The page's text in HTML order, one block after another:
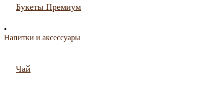
Букеты Премиум
•
Напитки и аксессуары
Чай